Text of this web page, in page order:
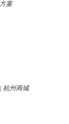
案
杭州商城